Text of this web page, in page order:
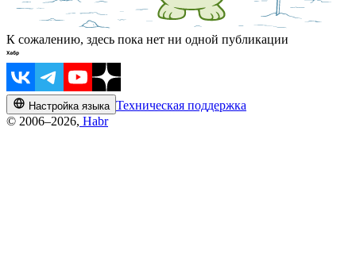
К сожалению, здесь пока нет ни одной публикации
Настройка языка Техническая поддержка
© 2006–2026, Habr